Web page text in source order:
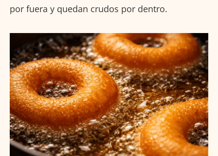
por fuera y quedan crudos por dentro.